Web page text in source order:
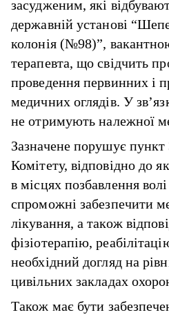
засудженим, які
державній установі
колонія (№98)”,
терапевта, що свідчить
проведення первинних і
медичних оглядів. У
не отримують належної
Зазначене порушує
Комітету, відповідно до
в місцях позбавлення
спроможні забезпечити
лікування, а також
фізіотерапію,
необхідний догляд на
цивільних закладах
Також має бути